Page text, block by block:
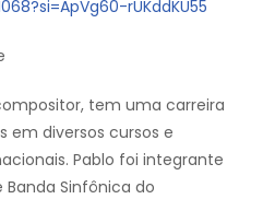
rUKddKU55
tem uma carreira
em diversos cursos e
Pablo foi integrante
Banda Sinfônica do